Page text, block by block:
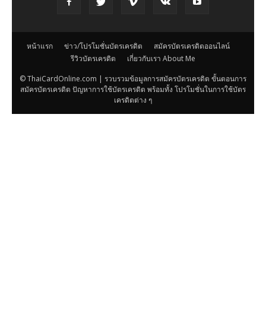
หน้าแรก ข่าว/โปรโมชั่นบัตรเครดิต
สมัครบัตรเครดิตออนไลน์
รีวิวบัตรเครดิต
เกี่ยวกับเรา About Me
© ThaiCardOnline.com | รวบรวมข้อมูลการสมัครบัตรเครดิต ขั้นตอนการ
สมัครบัตรเครดิต ปัญหาการใช้บัตรเครดิต พร้อมทั้ง โปรโมชั่นในการใช้บัตร
เครดิตต่าง ๆ